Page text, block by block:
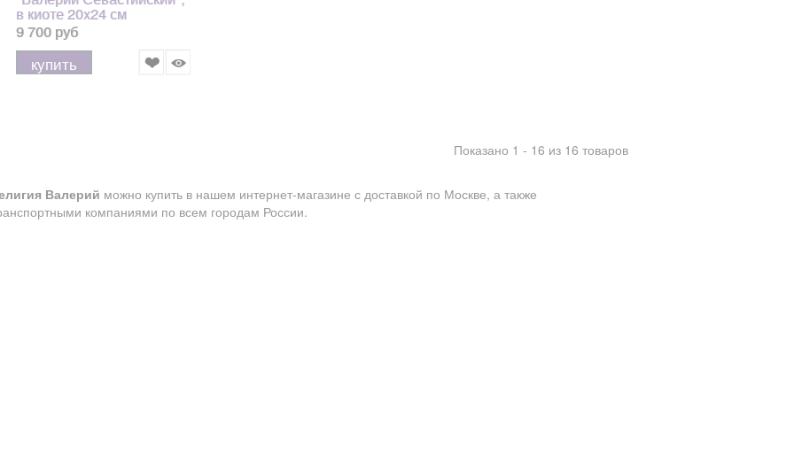
в киоте 20x24 см
9 700 руб
купить
Показано 1 - 16 из 16 товаров
Валерий можно купить в нашем интернет-магазине с доставкой по Москве, а также
компаниями по всем городам России.